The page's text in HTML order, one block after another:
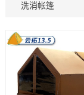
洗消帐篷